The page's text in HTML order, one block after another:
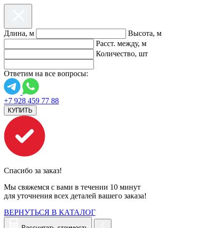
Длина, м
Высота, м
Расст. между, м
Количество, шт
Ответим на все вопросы:
+7 928 459 77 88
КУПИТЬ
Спасибо за заказ!
Мы свяжемся с вами в течении 10 минут
для уточнения всех деталей вашего заказа!
ВЕРНУТЬСЯ В КАТАЛОГ